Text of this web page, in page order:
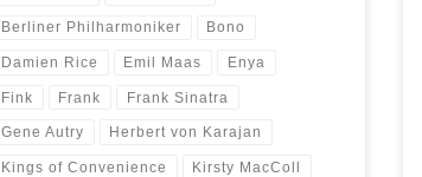
Berliner Philharmoniker Bono
Damien Rice Emil Maas Enya
Fink Frank Frank Sinatra
Gene Autry Herbert von Karajan
Kings of Convenience Kirsty MacColl